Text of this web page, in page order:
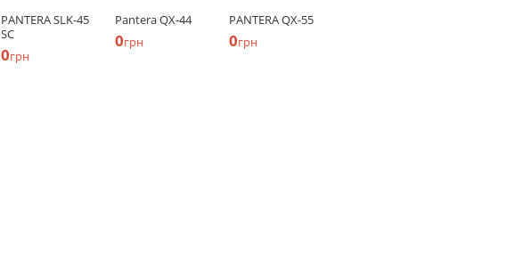
PANTERA SLK-45
SC
0грн
Pantera QX-44
0грн
PANTERA QX-55
0грн